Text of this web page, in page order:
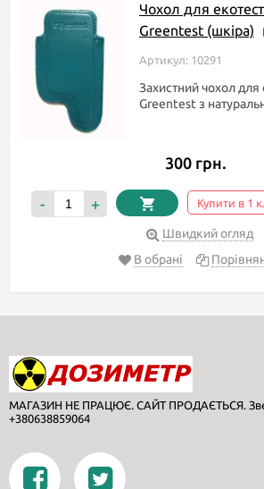
Чохол для
Greentest (шкіра)
Артикул: 10291
Захистний чохол для
Greentest з
300 грн.
- + Купити в 1
Швидкий огляд
В обрані
МАГАЗИН НЕ ПРАЦЮЄ. САЙТ ПРОДАЄТЬСЯ.
+380638859064